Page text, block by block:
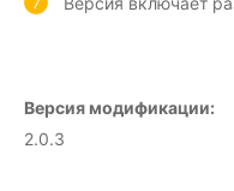
Версия модификации:
2.0.3